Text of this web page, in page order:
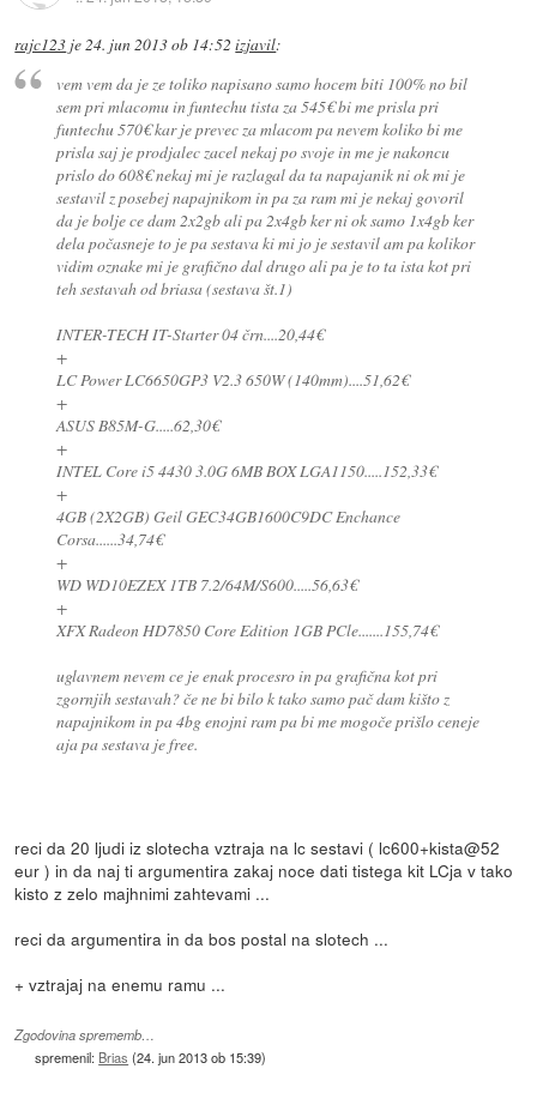
rajc123 je24. jun 2013 ob 14:52 izjavil:
vem vem da je ze toliko napisano samo hocem biti 100% no bil
sem pri mlacomu in funtechu tista za 545€ bi me prisla pri
funtechu 570€ kar je prevec za mlacom pa nevem koliko bi me
prisla saj je prodjalec zacel nekaj po svoje in me je nakoncu
prislo do 608€ nekaj mi je razlagal da ta napajanik ni ok mi je
sestavil z posebej napajnikom in pa za ram mi je nekaj govoril
da je bolje ce dam 2x2gb ali pa 2x4gb ker ni ok samo 1x4gb ker
dela počasneje to je pa sestava ki mi jo je sestavil am pa kolikor
vidim oznake mi je grafično dal drugo ali pa je to ta ista kot pri
teh sestavah od briasa (sestava št.1)
INTER-TECH IT-Starter 04 črn....20,44€
+
LC Power LC6650GP3 V2.3 650W (140mm)....51,62€
+
ASUS B85M-G.....62,30€
+
INTEL Core i5 4430 3.0G 6MB BOX LGA1150.....152,33€
+
4GB (2X2GB) Geil GEC34GB1600C9DC Enchance
Corsa......34,74€
+
WD WD10EZEX 1TB 7.2/64M/S600.....56,63€
+
XFX Radeon HD7850 Core Edition 1GB PCle.......155,74€
uglavnem nevem ce je enak procesro in pa grafična kot pri
zgornjih sestavah? če ne bi bilo k tako samo pač dam kišto z
napajnikom in pa 4bg enojni ram pa bi me mogoče prišlo ceneje
aja pa sestava je free.
reci da 20 ljudi iz slotecha vztraja na lc sestavi ( lc600+kista@52
eur ) in da naj ti argumentira zakaj noce dati tistega kit LCja v tako
kisto z zelo majhnimi zahtevami ...
reci da argumentira in da bos postal na slotech ...
+ vztrajaj na enemu ramu ...
Zgodovina sprememb…
spremenil: Brias (24. jun 2013 ob 15:39)